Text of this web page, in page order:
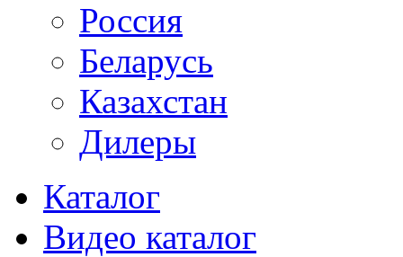
Россия
Беларусь
Казахстан
Дилеры
Каталог
Видео каталог